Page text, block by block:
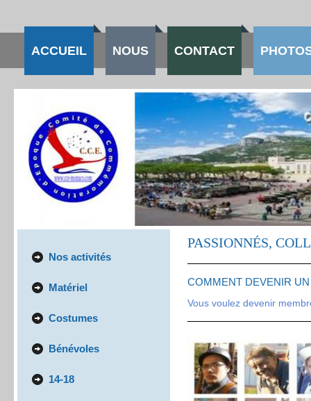
ACCUEIL NOUS CONTACT
Nos activités
Matériel
Costumes
Bénévoles
14-18
PASSIONNÉS,
COMMENT DEVENIR
Vous voulez devenir